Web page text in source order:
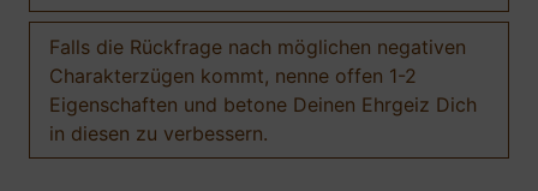
Falls die Rückfrage nach möglichen negativen
Charakterzügen kommt, nenne offen 1-2
Eigenschaften und betone Deinen Ehrgeiz Dich
in diesen zu verbessern.